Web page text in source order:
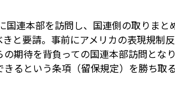
連本部を訪問し、国連側の取りま
と要請。事前にアメリカの表現規制
期待を背負っての国連本部訪問とな
るという条項（留保規定）を勝ち取